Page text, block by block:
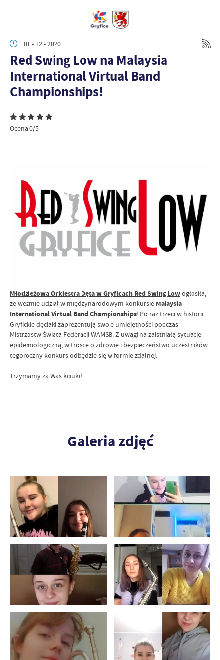
01 - 12 - 2020
Red Swing Low na Malaysia
International Virtual Band
Championships!
Ocena 0/5
Młodzieżowa Orkiestra Dęta w Gryficach Red Swing Lowogłosiła,
że weźmie udział w międzynarodowym konkursie Malaysia
International Virtual Band Championships! Po raz trzeci w historii
Gryfickie dęciaki zaprezentują swoje umiejętności podczas
Mistrzostw Świata Federacji WAMSB. Z uwagi na zaistniałą sytuację
epidemiologiczną, w trosce o zdrowie i bezpieczeństwo uczestników
tegoroczny konkurs odbędzie się w formie zdalnej.
Trzymamy za Was kciuki!
Galeria zdjęć